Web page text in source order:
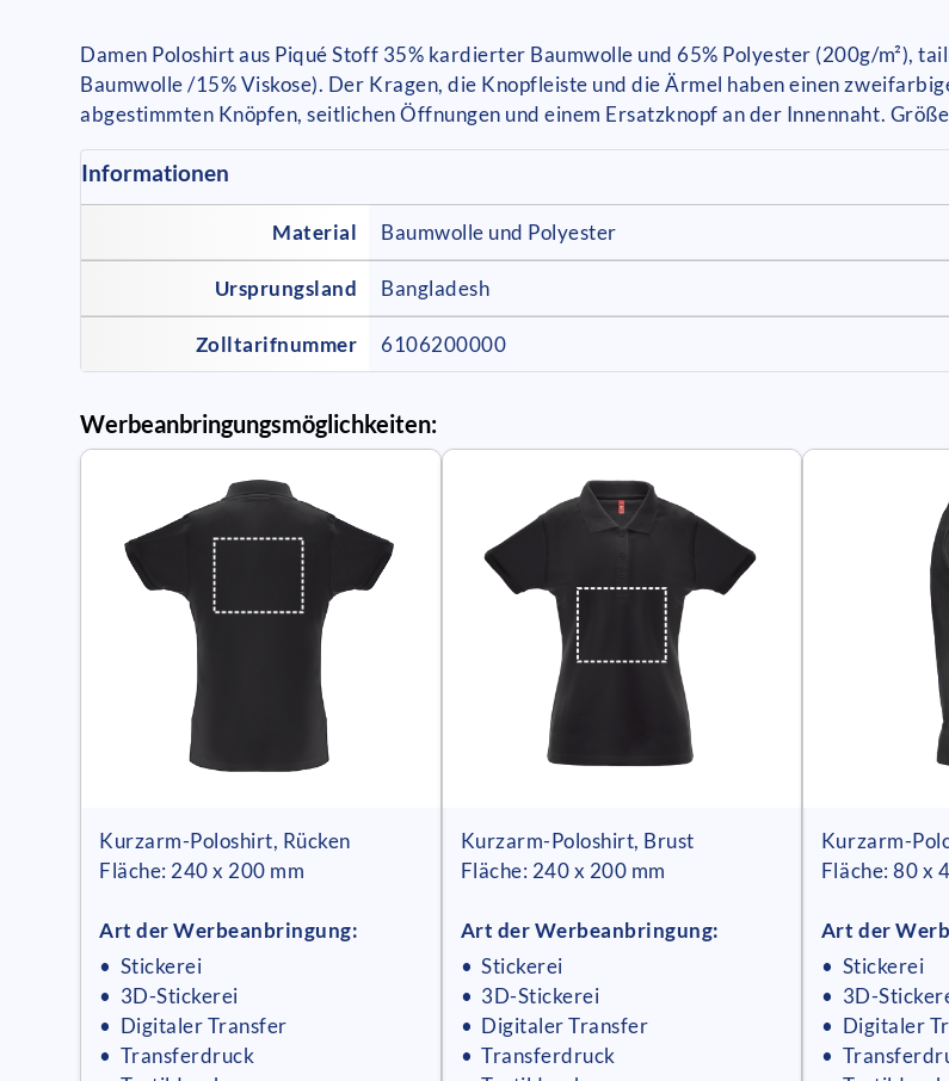
Damen Poloshirt aus Piqué Stoff 35% kardierter Baumwolle und 65% Polyester (200g/m²),
Baumwolle /15% Viskose). Der Kragen, die Knopfleiste und die Ärmel haben einen
abgestimmten Knöpfen, seitlichen Öffnungen und einem Ersatzknopf an der Innennaht.
Informationen
Material Baumwolle und Polyester
Ursprungsland Bangladesh
Zolltarifnummer 6106200000
Werbeanbringungsmöglichkeiten:
Kurzarm-Poloshirt, Rücken
Fläche: 240 x 200 mm
Art der Werbeanbringung:
• Stickerei
• 3D-Stickerei
• Digitaler Transfer
• Transferdruck
Kurzarm-Poloshirt, Brust
Fläche: 240 x 200 mm
Art der Werbeanbringung:
• Stickerei
• 3D-Stickerei
• Digitaler Transfer
• Transferdruck
Kurzarm-
Fläche: 80 x
Art der
• Stickerei
• 3D-
• Digitaler
•